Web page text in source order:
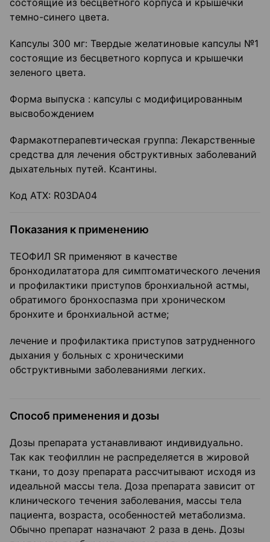
состоящие из бесцветного корпуса и крышечки
темно-синего цвета.
Капсулы 300 мг: Твердые желатиновые капсулы №1
состоящие из бесцветного корпуса и крышечки
зеленого цвета.
Форма выпуска : капсулы с модифицированным
высвобождением
Фармакотперапевтическая группа: Лекарственные
средства для лечения обструктивных заболеваний
дыхательных путей. Ксантины.
Код АТХ: R03DA04
Показания к применению
ТЕОФИЛ SR применяют в качестве
бронходилататора для симптоматического лечения
и профилактики приступов бронхиальной астмы,
обратимого бронхоспазма при хроническом
бронхите и бронхиальной астме;
лечение и профилактика приступов затрудненного
дыхания у больных с хроническими
обструктивными заболеваниями легких.
Способ применения и дозы
Дозы препарата устанавливают индивидуально.
Так как теофиллин не распределяется в жировой
ткани, то дозу препарата рассчитывают исходя из
идеальной массы тела. Доза препарата зависит от
клинического течения заболевания, массы тела
пациента, возраста, особенностей метаболизма.
Обычно препарат назначают 2 раза в день. Дозы